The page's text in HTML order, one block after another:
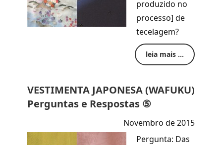
produzido no
processo] de
tecelagem?
leia mais ...
VESTIMENTA JAPONESA (WAFUKU)
Perguntas e Respostas ⑤
Novembro de 2015
Pergunta: Das